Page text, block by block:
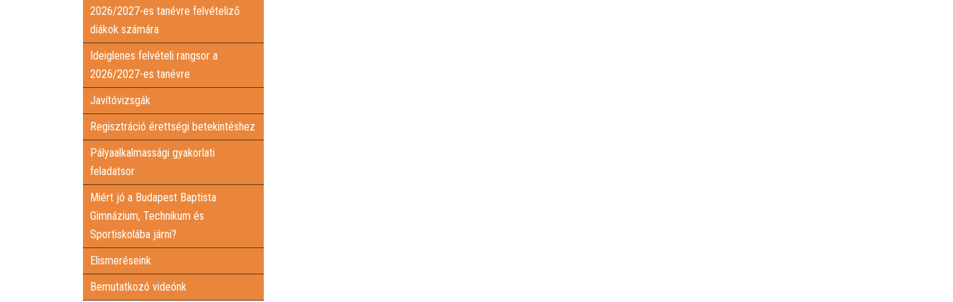
2026/2027-es tanévre felvételiző
diákok számára
Ideiglenes felvételi rangsor a
2026/2027-es tanévre
Javítóvizsgák
Regisztráció érettségi betekintéshez
Pályaalkalmassági gyakorlati
feladatsor
Miért jó a Budapest Baptista
Gimnázium, Technikum és
Sportiskolába járni?
Elismeréseink
Bemutatkozó videónk